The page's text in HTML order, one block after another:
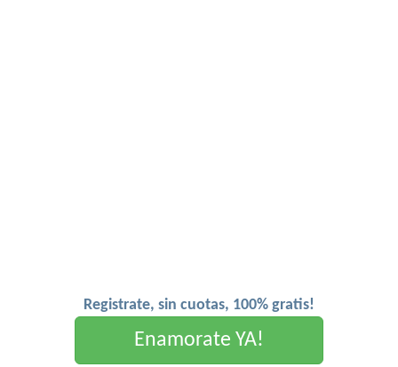
Registrate, sin cuotas, 100% gratis!
Enamorate YA!